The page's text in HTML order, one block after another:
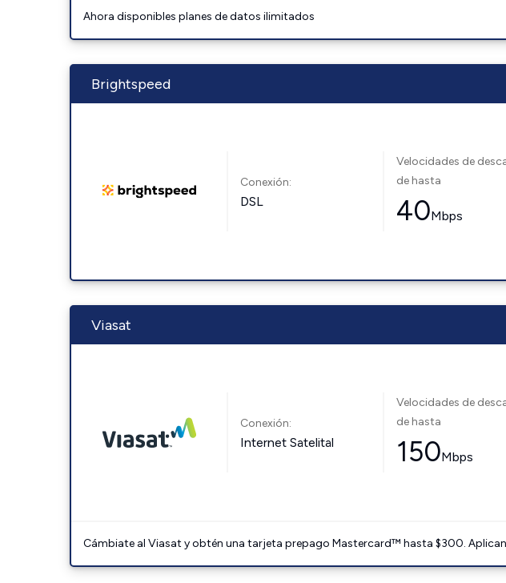
Ahora disponibles planes de datos ilimitados
Brightspeed
Conexión:
DSL
Velocidades de
de hasta
40Mbps
Viasat
Conexión:
Internet Satelital
Velocidades de
de hasta
150Mbps
Cámbiate al Viasat y obtén una tarjeta prepago Mastercard™ hasta $300.